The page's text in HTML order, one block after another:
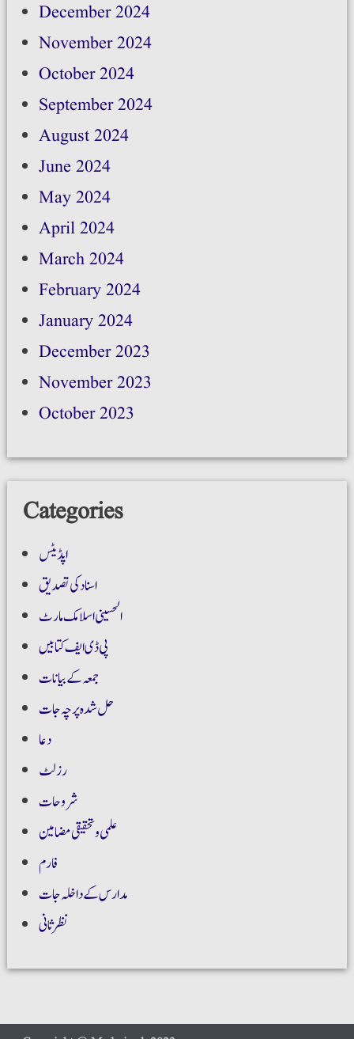
December 2024
November 2024
October 2024
September 2024
August 2024
June 2024
May 2024
April 2024
March 2024
February 2024
January 2024
December 2023
November 2023
October 2023
Categories
اپڈیٹس
اسناد کی تصدیق
الحسینی اسلامک مارٹ
پی ڈی ایف کتابیں
جمعہ کے بیانات
حل شدہ پرچہ جات
دعا
رزلٹ
شروحات
علمی و تحقیقی مضامین
فارم
مدارس کے داخلہ جات
نظر ثانی